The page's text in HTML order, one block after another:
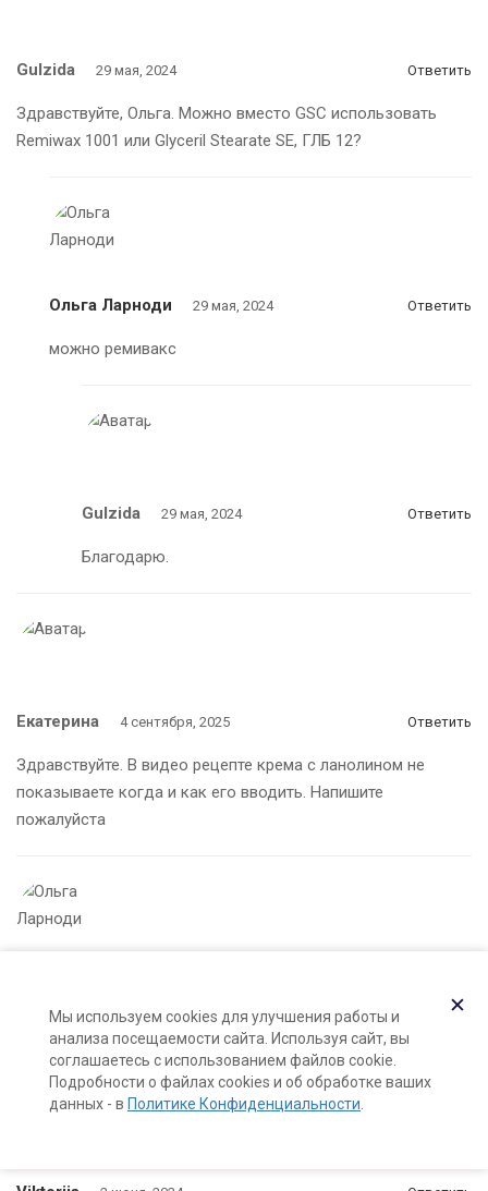
Gulzida 29 мая, 2024 Ответить
Здравствуйте, Ольга. Можно вместо GSC использовать
Remiwax 1001 или Glyceril Stearate SE, ГЛБ 12?
Ольга Ларноди 29 мая, 2024 Ответить
можно ремивакс
Gulzida 29 мая, 2024 Ответить
Благодарю.
Екатерина 4 сентября, 2025 Ответить
Здравствуйте. В видео рецепте крема с ланолином не
показываете когда и как его вводить. Напишите
пожалуйста
ланодин вводится в жирную фазу до нагрева
✕
Мы используем cookies для улучшения работы и
анализа посещаемости сайта. Используя сайт, вы
соглашаетесь с использованием файлов cookie.
Подробности о файлах cookies и об обработке ваших
данных - в Политике Конфиденциальности